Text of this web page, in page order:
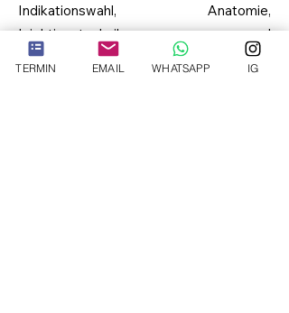
Indikationswahl, Anatomie,
Injektionstechniken und
Komplikationsmanagement. Diese
Filler
TERMIN EMAIL WHATSAPP IG